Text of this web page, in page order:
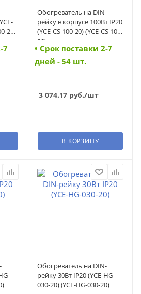
20)
7
Обогреватель на DIN-
рейку в корпусе 100Вт IP20
(YCE-CS-100-20) (YCE-CS-100-
20)
• Cрок поставки 2-7
дней - 54 шт.
3 074.17руб./шт
В КОРЗИНУ
Обогреватель на DIN-
рейку 30Вт IP20 (YCE-HG-
030-20) (YCE-HG-030-20)